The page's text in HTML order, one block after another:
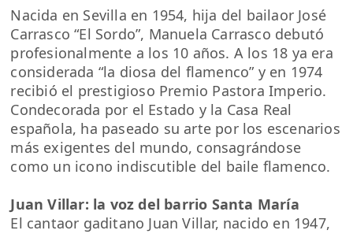
Nacida en Sevilla en 1954, hija del bailaor José
Carrasco “El Sordo”, Manuela Carrasco debutó
profesionalmente a los 10 años. A los 18 ya era
considerada “la diosa del flamenco” y en 1974
recibió el prestigioso Premio Pastora Imperio.
Condecorada por el Estado y la Casa Real
española, ha paseado su arte por los escenarios
más exigentes del mundo, consagrándose
como un icono indiscutible del baile flamenco.
Juan Villar: la voz del barrio Santa María
El cantaor gaditano Juan Villar, nacido en 1947,